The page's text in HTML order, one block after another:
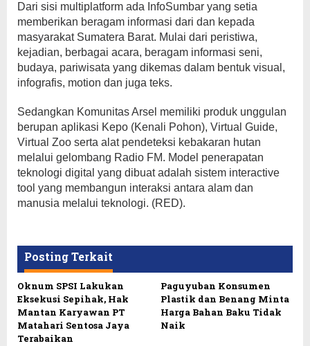
Dari sisi multiplatform ada InfoSumbar yang setia
memberikan beragam informasi dari dan kepada
masyarakat Sumatera Barat. Mulai dari peristiwa,
kejadian, berbagai acara, beragam informasi seni,
budaya, pariwisata yang dikemas dalam bentuk visual,
infografis, motion dan juga teks.
Sedangkan Komunitas Arsel memiliki produk unggulan
berupan aplikasi Kepo (Kenali Pohon), Virtual Guide,
Virtual Zoo serta alat pendeteksi kebakaran hutan
melalui gelombang Radio FM. Model penerapatan
teknologi digital yang dibuat adalah sistem interactive
tool yang membangun interaksi antara alam dan
manusia melalui teknologi. (RED).
Posting Terkait
Oknum SPSI Lakukan
Eksekusi Sepihak, Hak
Mantan Karyawan PT
Matahari Sentosa Jaya
Terabaikan
Paguyuban Konsumen
Plastik dan Benang Minta
Harga Bahan Baku Tidak
Naik